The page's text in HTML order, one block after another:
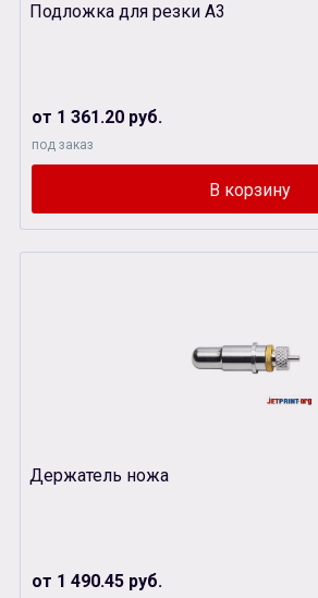
Подложка для резки А3
от 1 361.20 руб.
под заказ
Держатель ножа
от 1 490.45 руб.